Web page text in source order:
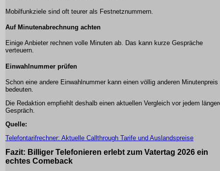
Mobilfunkziele sind oft teurer als Festnetznummern.
Auf Minutenabrechnung achten
Einige Anbieter rechnen volle Minuten ab. Das kann kurze Gespräche
verteuern.
Einwahlnummer prüfen
Schon eine andere Einwahlnummer kann einen völlig anderen Minutenpreis
bedeuten.
Die Redaktion empfiehlt deshalb einen aktuellen Vergleich vor jedem
Gespräch.
Quelle:
Telefontarifrechner: Aktuelle Callthrough Tarife und Auslandspreise
Fazit: Billiger Telefonieren erlebt zum Vatertag 2026 ein
echtes Comeback